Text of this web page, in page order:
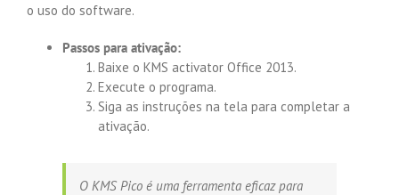
o uso do software.
Passos para ativação:
Baixe o KMS activator Office 2013.
Execute o programa.
Siga as instruções na tela para completar a
ativação.
O KMS Pico é uma ferramenta eficaz para